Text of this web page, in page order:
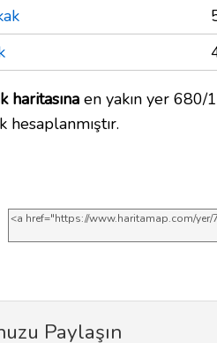
haritasına en yakın yer 680/
Paylaşın